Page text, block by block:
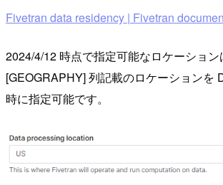
Fivetran data residency | Fivetran
2024/4/12 時点で指定可能なロケーション
[GEOGRAPHY] 列記載のロケーションを
時に指定可能です。